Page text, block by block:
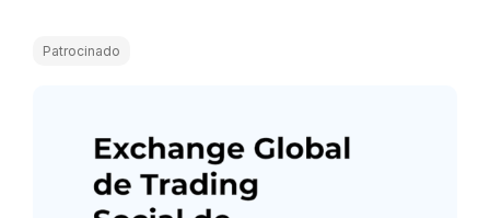
Patrocinado